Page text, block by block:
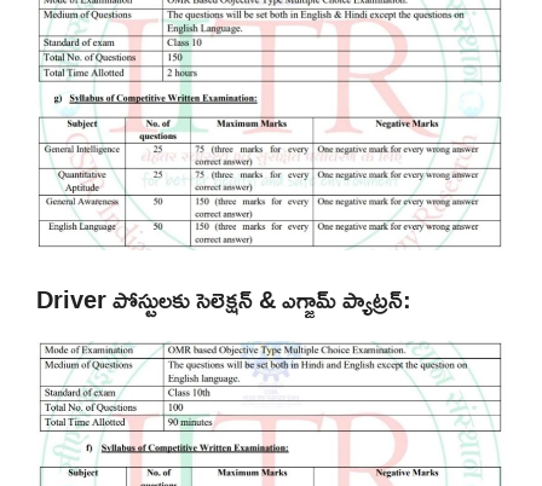
Driver పోస్టులకు సెలెక్షన్ & ఎగ్జామ్ ప్యాట్రన్: